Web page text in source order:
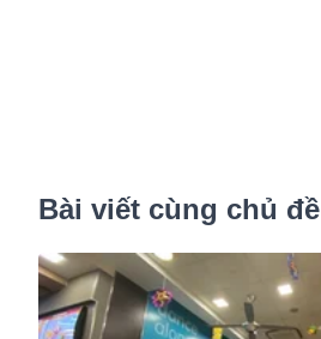
Bài viết cùng chủ đề